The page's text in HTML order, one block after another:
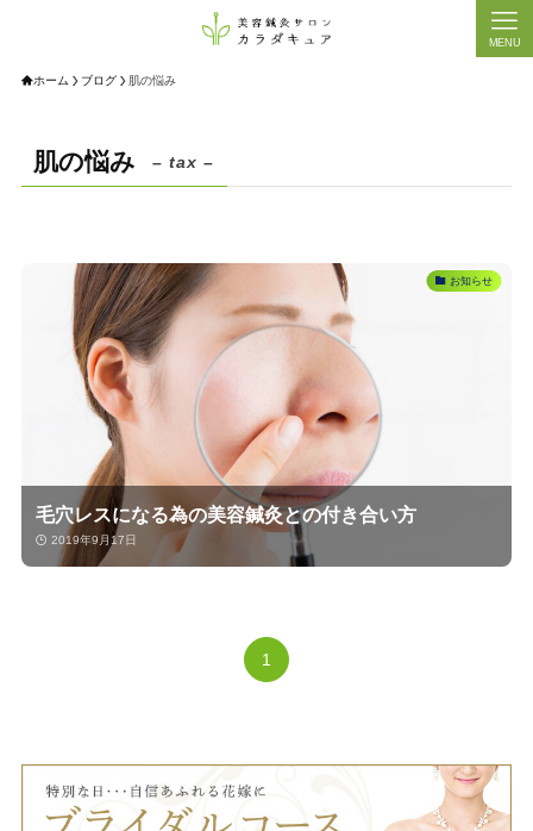
MENU
ホーム ブログ 肌の悩み
肌の悩み – tax –
お知らせ
毛穴レスになる為の美容鍼灸との付き合い方
2019年9月17日
1